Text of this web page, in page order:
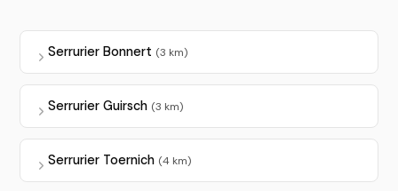
Serrurier Bonnert (3 km)
Serrurier Guirsch (3 km)
Serrurier Toernich (4 km)